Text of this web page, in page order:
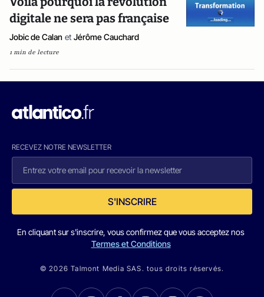
digitale ne sera pas française
Jobic de Calan et Jérôme Cauchard
1 min de lecture
RECEVEZ NOTRE NEWSLETTER
S'INSCRIRE
En cliquant sur s'inscrire, vous confirmez que vous acceptez nos
Termes et Conditions
© 2026 Talmont Media SAS. tous droits réservés.